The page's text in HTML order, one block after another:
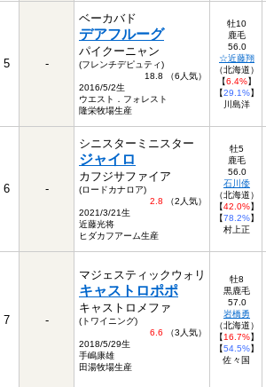
5 -
ベーカバド
デアフルーグ
パイクーニャン
(フレンチデピュティ)
18.8 （6人気）
2016/5/2生
ウエスト．フォレスト
隆栄牧場生産
牡10
鹿毛
56.0
☆近藤翔
（北海道）
【6.4%】
【29.1%】
川島洋
6 -
シニスターミニスター
ジャイロ
カフジサファイア
(ロードカナロア)
2.8 （2人気）
2021/3/21生
近藤光将
ヒダカフアーム生産
牡5
鹿毛
56.0
石川倭
（北海道）
【42.0%】
【78.2%】
村上正
7 -
マジェスティックウォリ
キャストロポポ
キャストロメファ
(トワイニング)
6.6 （3人気）
2018/5/29生
手嶋康雄
田湯牧場生産
牡8
黒鹿毛
57.0
岩橋勇
（北海道）
【16.7%】
【54.5%】
佐々国